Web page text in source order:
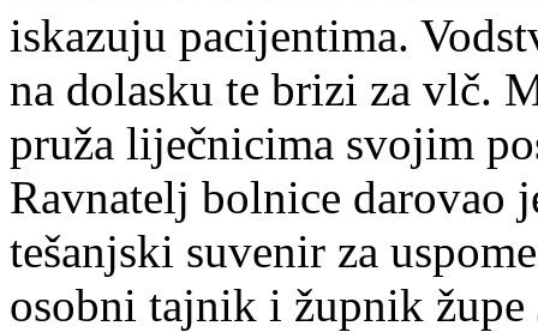
iskazuju pacijentima.
na dolasku te brizi za vlč.
pruža liječnicima svojim
Ravnatelj bolnice darovao
tešanjski suvenir za
osobni tajnik i župnik župe